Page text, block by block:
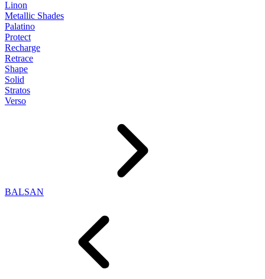
Linon
Metallic Shades
Palatino
Protect
Recharge
Retrace
Shape
Solid
Stratos
Verso
BALSAN